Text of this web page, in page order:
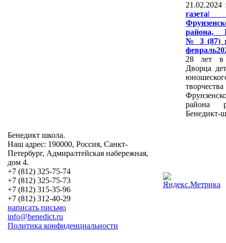
района,
№ 3 (87)
28 лет в
Дворца
творчества
района
Бенедикт-
Бенедикт школа.
Наш адрес: 190000, Россия, Санкт-
Петербург, Адмиралтейская набережная,
дом 4.
+7 (812) 325-75-74
+7 (812) 325-75-73
+7 (812) 315-35-96
+7 (812) 312-40-29
написать письмо
info@benedict.ru
Политика конфиденциальности